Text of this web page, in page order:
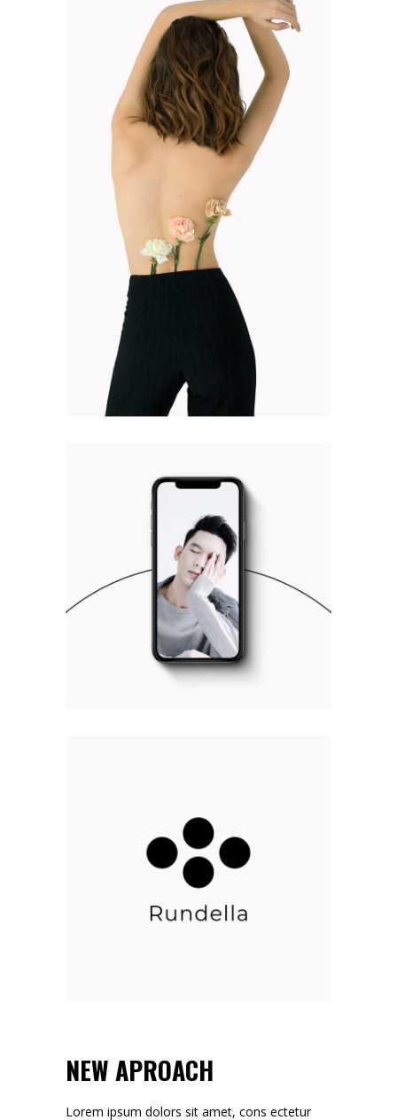
NEW APROACH
Lorem ipsum dolors sit amet, cons ectetur